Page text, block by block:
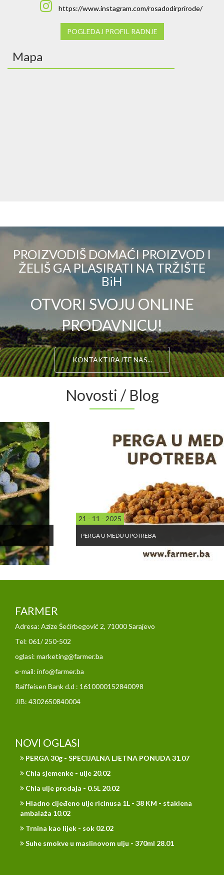
https://www.instagram.com/rosadodirprirode/
POGLEDAJ PROFIL RADNJE
Mapa
PROIZVODIŠ DOMAĆI PROIZVOD I
ŽELIŠ GA PLASIRATI NA TRŽIŠTE
BiH
OTVORI SVOJU ONLINE
PRODAVNICU!
KONTAKTIRAJTE NAS...
Novosti / Blog
21 - 11 - 2025
PERGA U MEDU UPOTREBA
FARMER
Adresa: Azize Šećirbegović 2, 71000 Sarajevo
Tel: 061/ 250-502
oglasi: marketing@farmer.ba
e-mail: info@farmer.ba
Raiffeisen Bank d.d : 1610000152840098
JIB: 4302650840004
NOVI OGLASI
PERGA 30g - SPECIJALNA LJETNA PONUDA 31.07
Chia sjemenke - ulje 20.02
Chia ulje prodaja - 0.5L 20.02
Hladno cijeđeno ulje ricinusa 1L - 38 KM - staklena
ambalaža 10.02
Trnina kao lijek - sok 02.02
Suhe smokve u maslinovom ulju - 370ml 28.01